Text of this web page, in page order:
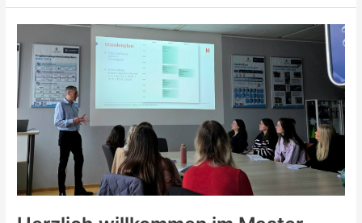
Quarterlife-
Crisis:
Neue
Perspektiven
mit
DEC